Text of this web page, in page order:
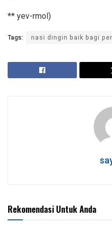
** yev-rmol)
Tags: nasi dingin baik bagi
Rekomendasi Untuk Anda